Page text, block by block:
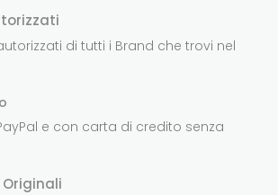
di tutti i Brand che trovi nel
e con carta di credito senza
Originali